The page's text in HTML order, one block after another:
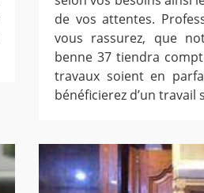
de vos attentes.
vous rassurez, que
benne 37 tiendra
travaux soient en
bénéficierez d’un